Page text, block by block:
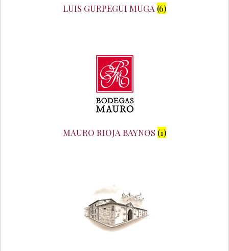
LUIS GURPEGUI MUGA (6)
MAURO RIOJA BAYNOS (1)